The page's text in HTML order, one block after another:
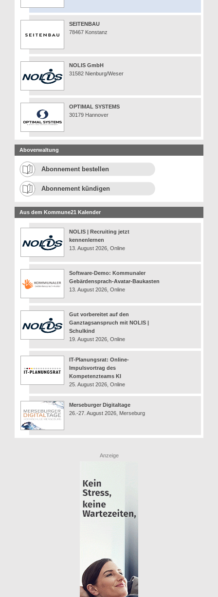
SEITENBAU
78467 Konstanz
NOLIS GmbH
31582 Nienburg/Weser
OPTIMAL SYSTEMS
30179 Hannover
Aboverwaltung
Abonnement bestellen
Abonnement kündigen
Aus dem Kommune21 Kalender
NOLIS | Recruiting jetzt
kennenlernen
13. August 2026, Online
Software-Demo: Kommunaler
Gebärdensprach-Avatar-Baukasten
13. August 2026, Online
Gut vorbereitet auf den
Ganztagsanspruch mit NOLIS |
Schulkind
19. August 2026, Online
IT-Planungsrat: Online-
Impulsvortrag des
Kompetenzteams KI
25. August 2026, Online
Merseburger Digitaltage
26.-27. August 2026, Merseburg
Anzeige